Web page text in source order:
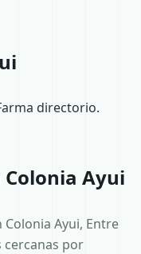
directorio.
Ayui
Ayui, Entre
cercanas por